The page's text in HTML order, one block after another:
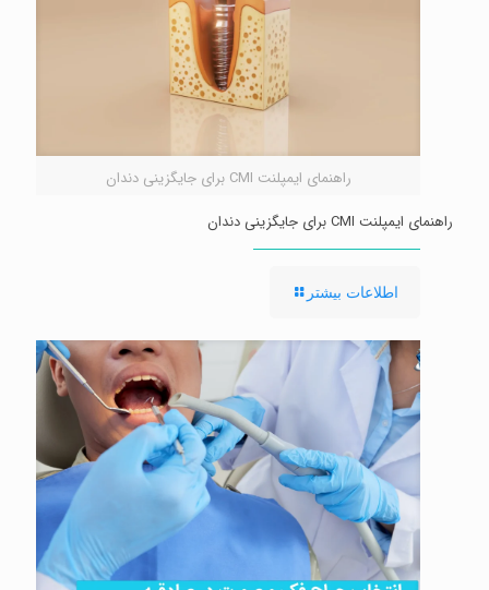
راهنمای ایمپلنت CMI برای جایگزینی دندان
راهنمای ایمپلنت CMI برای جایگزینی دندان
اطلاعات بیشتر
CMI
برای
دندان